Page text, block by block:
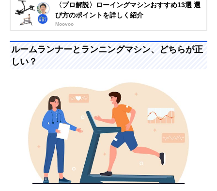
〈プロ解説〉ローイングマシンおすすめ13選 選
び方のポイントを詳しく紹介
Moovoo
ルームランナーとランニングマシン、どちらが正
しい？